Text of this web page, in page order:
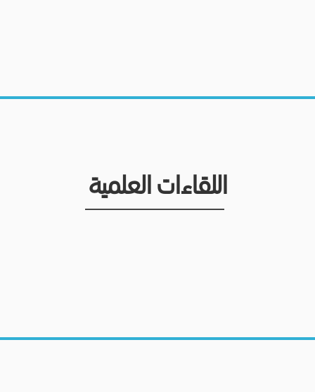
اللقاءات العلمية